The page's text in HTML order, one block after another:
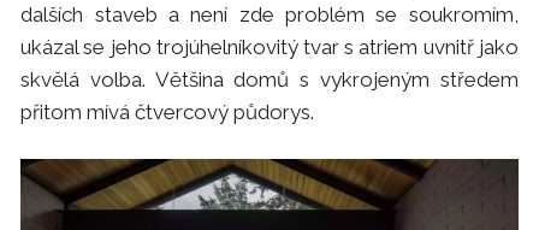
dalších staveb a není zde problém se soukromím,
ukázal se jeho trojúhelníkovitý tvar s atriem uvnitř jako
skvělá volba. Většina domů s vykrojeným středem
přitom mívá čtvercový půdorys.